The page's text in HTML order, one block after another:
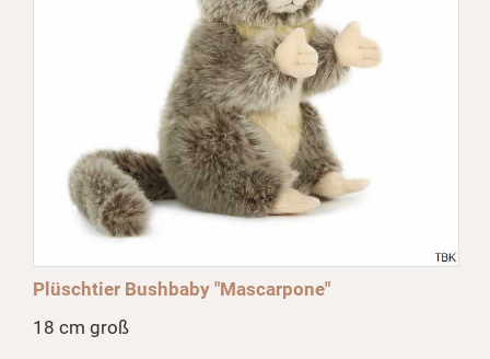
Plüschtier Bushbaby "Mascarpone"
18 cm groß